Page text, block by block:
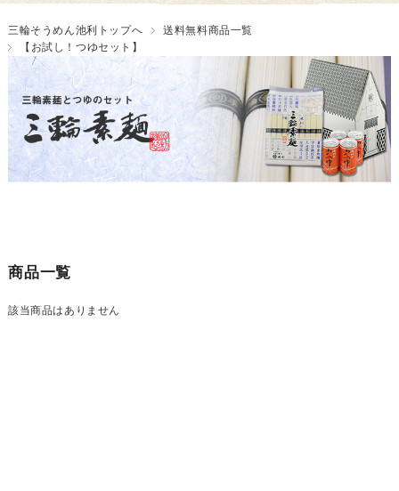
三輪そうめん池利トップへ
送料無料商品一覧
【お試し！つゆセット】
商品一覧
該当商品はありません